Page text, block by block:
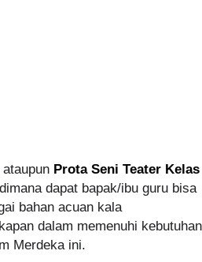
Prota Seni Teater Kelas
dapat bapak/ibu guru bisa
bahan acuan kala
dalam memenuhi kebutuhan
Merdeka ini.